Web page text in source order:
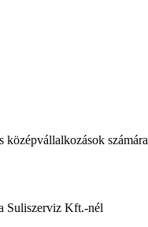
számára
Suliszerviz Kft.-nél